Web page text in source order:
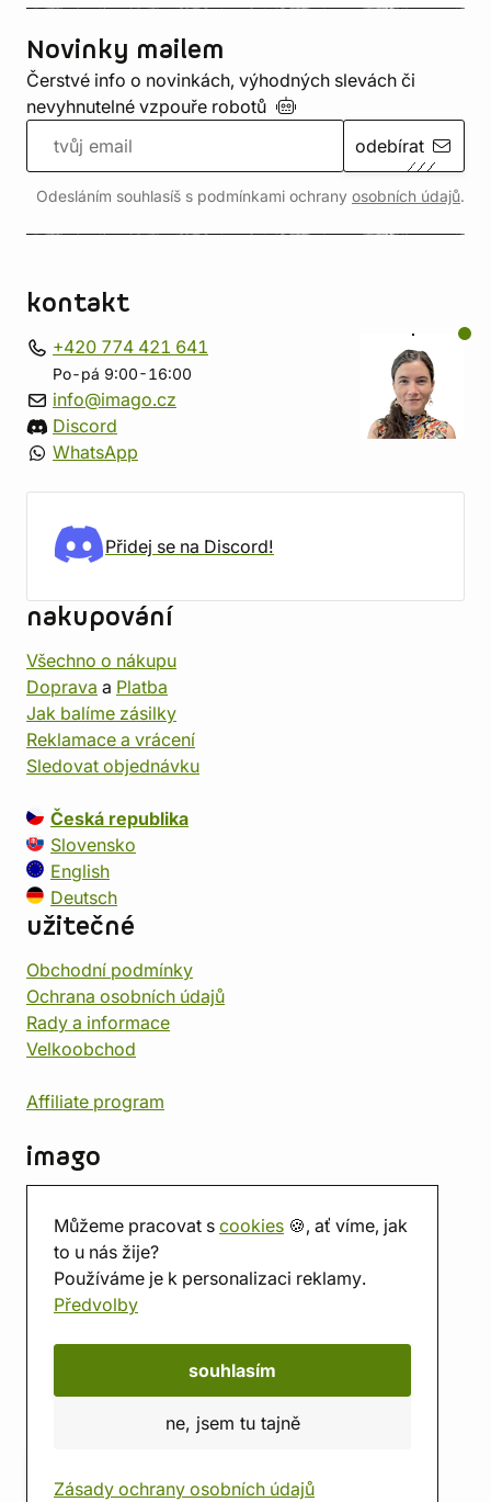
Můžeme pracovat s cookies 🍪, ať víme, jak
to u nás žije?
Používáme je k personalizaci reklamy.
Předvolby
souhlasím
ne, jsem tu tajně
Zásady ochrany osobních údajů
Novinky mailem
Čerstvé info o novinkách, výhodných slevách či
nevyhnutelné vzpouře robotů
odebírat
Odesláním souhlasíš s podmínkami ochrany osobních údajů.
kontakt
+420 774 421 641
Po-pá 9:00-16:00
info@imago.cz
Discord
WhatsApp
Přidej se na Discord!
nakupování
Všechno o nákupu
Doprava a Platba
Jak balíme zásilky
Reklamace a vrácení
Sledovat objednávku
Česká republika
Slovensko
English
Deutsch
užitečné
Obchodní podmínky
Ochrana osobních údajů
Rady a informace
Velkoobchod
Affiliate program
imago
Prodejna
Herna
O nás
Hodnocení obchodu